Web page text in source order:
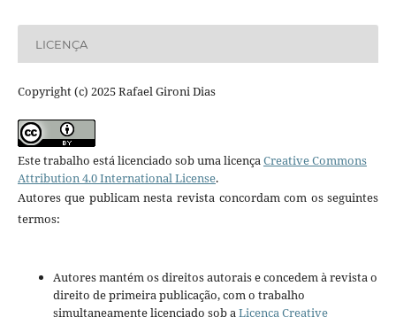
LICENÇA
Copyright (c) 2025 Rafael Gironi Dias
Este trabalho está licenciado sob uma licençaCreative Commons
Attribution 4.0 International License.
Autores que publicam nesta revista concordam com os seguintes
termos:
Autores mantém os direitos autorais e concedem à revista o
direito de primeira publicação, com o trabalho
simultaneamente licenciado sob aLicença Creative